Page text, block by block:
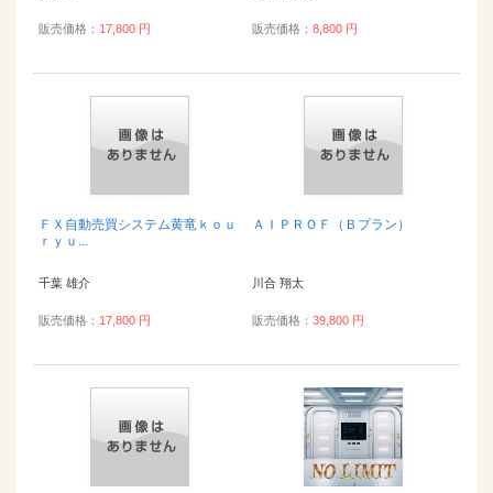
販売価格： 17,800 円 販売価格： 8,800 円
ＦＸ自動売買システム黄竜ｋｏｕ
ｒｙｕ...
千葉 雄介
販売価格： 17,800 円
ＡＩＰＲＯＦ（Ｂプラン）
川合 翔太
販売価格： 39,800 円